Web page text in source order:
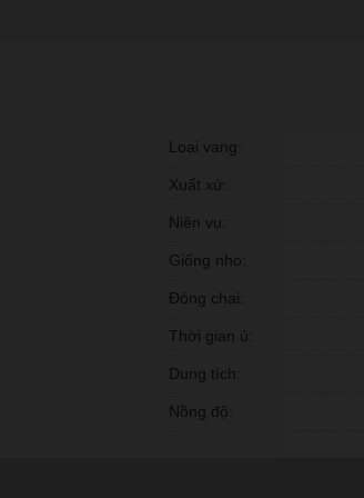
Loại vang:
Xuất xứ:
Niên vụ:
Giống nho:
Đóng chai:
Thời gian ủ:
Dung tích:
Nồng độ: